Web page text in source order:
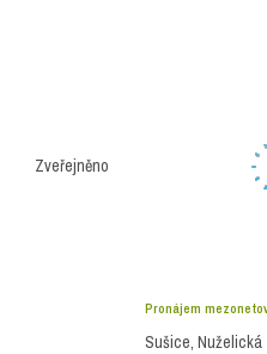
Zveřejněno
Pronájem
Sušice, Nuželická